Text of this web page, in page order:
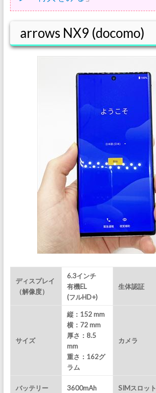
arrows NX9 (docomo)
ディスプレイ
（解像度）
6.3インチ
有機EL
(フルHD+)
生体認証
サイズ
縦：152 mm
横：72 mm
厚さ：8.5
mm
重さ：162グ
ラム
カメラ
バッテリー 3600mAh SIMスロット